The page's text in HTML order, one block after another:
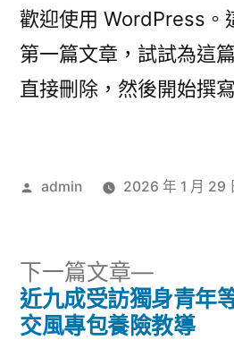
歡迎使用 WordPress。
第一篇文章，試試為這
直接刪除，然後開始撰
作
admin 2026 年 1 月 29
文
下一篇文章
下
一
篇
近九成受訪獨身青年
交風專包養險教導